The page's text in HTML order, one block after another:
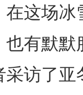
在这场
也有默
采访了